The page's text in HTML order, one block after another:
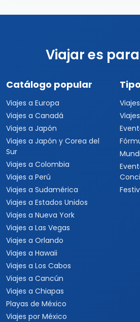
Viajar es
Catálogo popular
Viajes a Europa
Viajes a Canadá
Viajes a Japón
Viajes a Japón y Corea del
Sur
Viajes a Colombia
Viajes a Perú
Viajes a Sudamérica
Viajes a Estados Unidos
Viajes a Nueva York
Viajes a Las Vegas
Viajes a Orlando
Viajes a Hawaii
Viajes a Los Cabos
Viajes a Cancún
Viajes a Chiapas
Playas de México
Viajes por México